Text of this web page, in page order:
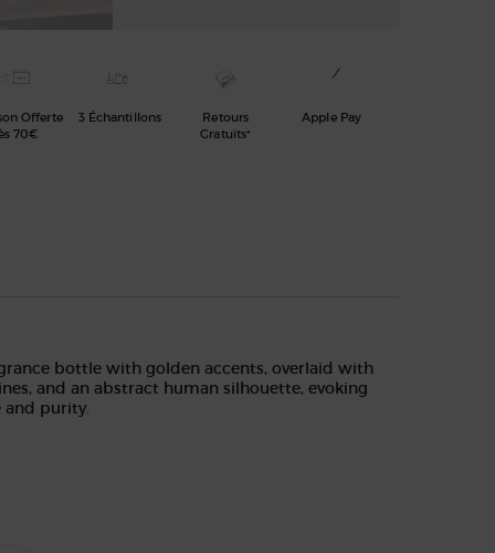
Offerte
70€
3 Échantillons
Retours
Gratuits*
Apple Pay